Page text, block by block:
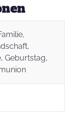
,
,
, Geburtstag,